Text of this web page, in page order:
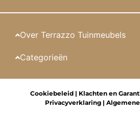
Over Terrazzo Tuinmeubels
Categorieën
Cookiebeleid | Klachten en
Privacyverklaring |